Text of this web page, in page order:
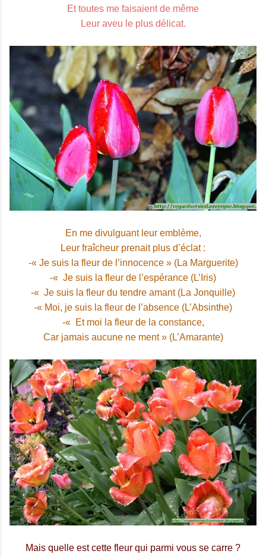
Et toutes me faisaient de même
Leur aveu le plus délicat.
En me divulguant leur emblème,
Leur fraîcheur prenait plus d’éclat :
-« Je suis la fleur de l’innocence » (La Marguerite)
-« Je suis la fleur de l’espérance (L’Iris)
-« Je suis la fleur du tendre amant (La Jonquille)
-« Moi, je suis la fleur de l’absence (L’Absinthe)
-« Et moi la fleur de la constance,
Car jamais aucune ne ment » (L’Amarante)
Mais quelle est cette fleur qui parmi vous se carre ?